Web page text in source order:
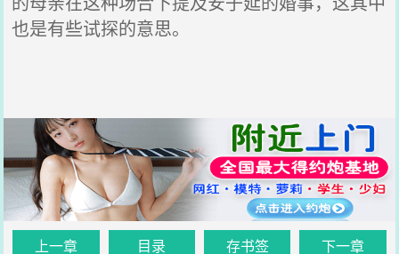
也是有些试探的意思。
上一章 目录 存书签 下一章